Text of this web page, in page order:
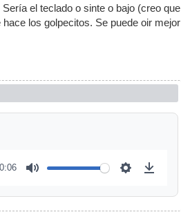
el teclado o sinte o bajo (creo que
los golpecitos. Se puede oir mejor